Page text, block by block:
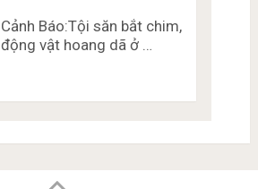
Cảnh Báo:Tội săn bắt chim,
động vật hoang dã ở …